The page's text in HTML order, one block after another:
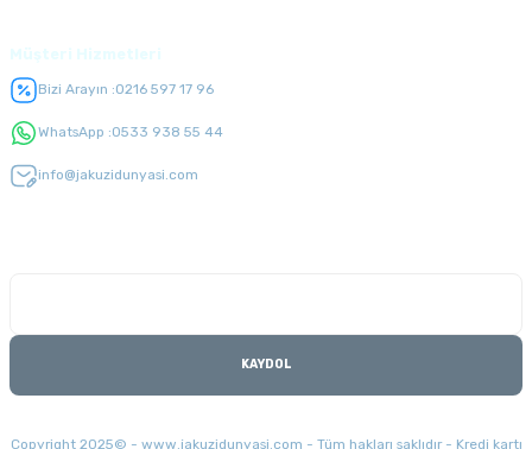
Bizi Arayın :0216 597 17 96
WhatsApp :0533 938 55 44
info@jakuzidunyasi.com
KAYDOL
Copyright 2025© - www.jakuzidunyasi.com - Tüm hakları saklıdır - Kredi kartı